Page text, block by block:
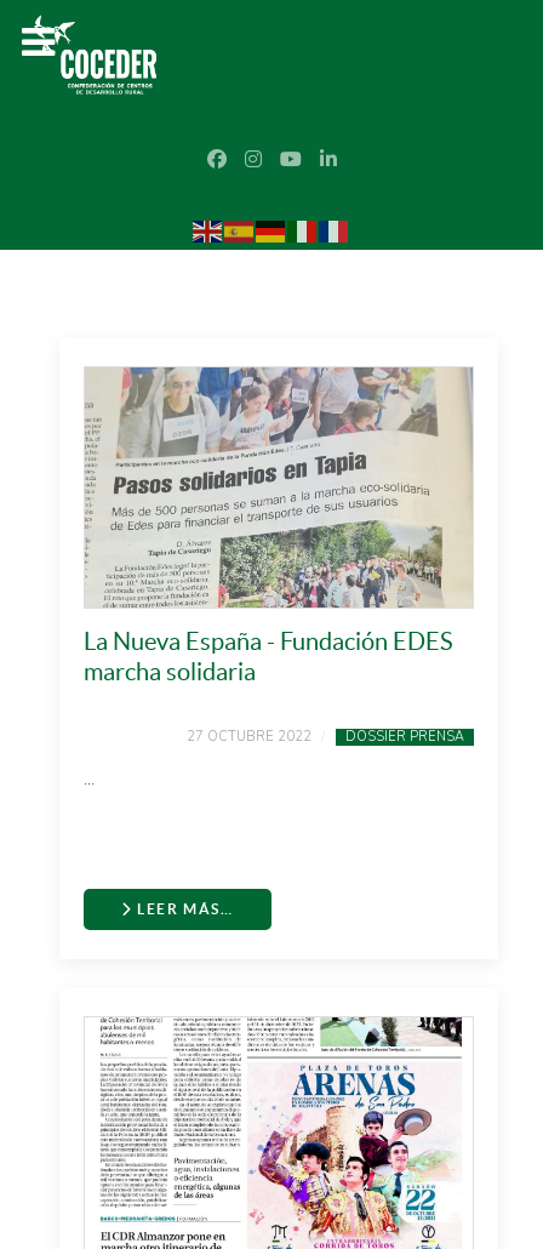
La Nueva España - Fundación EDES
marcha solidaria
27 OCTUBRE 2022 DOSSIER PRENSA
...
LEER MÁS…